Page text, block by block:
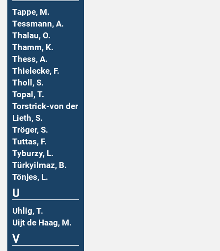
Tappe, M.
Tessmann, A.
Thalau, O.
Thamm, K.
Thess, A.
Thielecke, F.
Tholl, S.
Topal, T.
Torstrick-von der
Lieth, S.
Tröger, S.
Tuttas, F.
Tyburzy, L.
Türkyilmaz, B.
Tönjes, L.
U
Uhlig, T.
Uijt de Haag, M.
V